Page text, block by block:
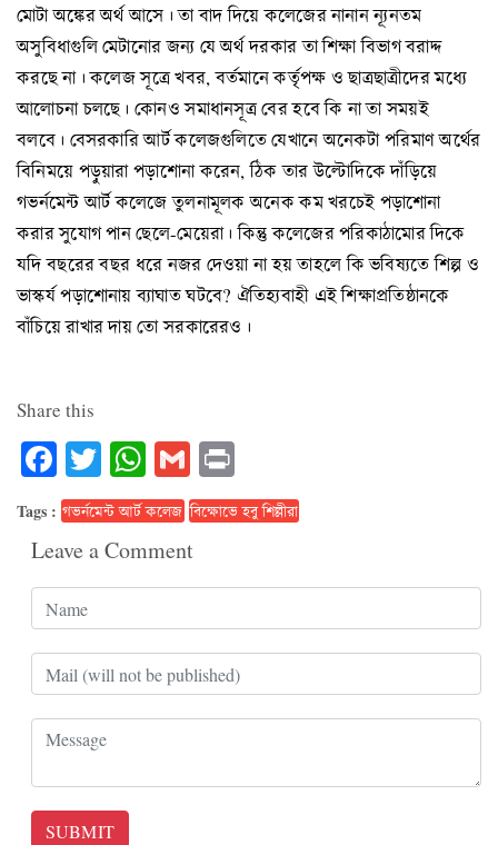
মোটা অঙ্কের অর্থ আসে। তা বাদ দিয়ে কলেজের নানান ন্যূনতম
অসুবিধাগুলি মেটানোর জন্য যে অর্থ দরকার তা শিক্ষা বিভাগ বরাদ্দ
করছে না। কলেজ সূত্রে খবর, বর্তমানে কর্তৃপক্ষ ও ছাত্রছাত্রীদের মধ্যে
আলোচনা চলছে। কোনও সমাধানসূত্র বের হবে কি না তা সময়ই
বলবে। বেসরকারি আর্ট কলেজগুলিতে যেখানে অনেকটা পরিমাণ অর্থের
বিনিময়ে পড়ুয়ারা পড়াশোনা করেন, ঠিক তার উল্টোদিকে দাঁড়িয়ে
গভর্নমেন্ট আর্ট কলেজে তুলনামূলক অনেক কম খরচেই পড়াশোনা
করার সুযোগ পান ছেলে-মেয়েরা। কিন্তু কলেজের পরিকাঠামোর দিকে
যদি বছরের বছর ধরে নজর দেওয়া না হয় তাহলে কি ভবিষ্যতে শিল্প ও
ভাস্কর্য পড়াশোনায় ব্যাঘাত ঘটবে? ঐতিহ্যবাহী এই শিক্ষাপ্রতিষ্ঠানকে
বাঁচিয়ে রাখার দায় তো সরকারেরও।
Share this
Facebook
TwitterWhatsApp
Gmail
Tags : গভর্নমেন্ট আর্ট কলেজ বিক্ষোভে হবু শিল্লীরা
Leave a Comment
SUBMIT